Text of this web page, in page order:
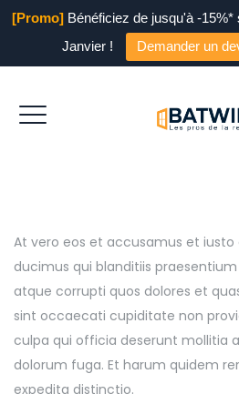
[Promo] Bénéficiez de jusqu'à -
Janvier !
Demander un
At vero eos et accusamus et iusto
ducimus qui blanditiis
atque corrupti quos dolores et
sint occaecati cupiditate non
culpa qui officia deserunt mollitia
dolorum fuga. Et harum quidem
expedita distinctio.